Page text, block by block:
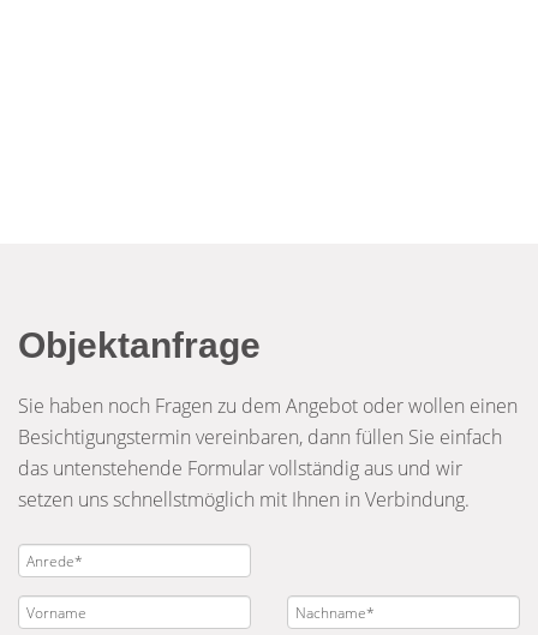
Objektanfrage
Sie haben noch Fragen zu dem Angebot oder wollen einen
Besichtigungstermin vereinbaren, dann füllen Sie einfach
das untenstehende Formular vollständig aus und wir
setzen uns schnellstmöglich mit Ihnen in Verbindung.